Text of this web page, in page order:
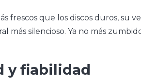
frescos que los discos duros,
silencioso. Ya no más
y fiabilidad